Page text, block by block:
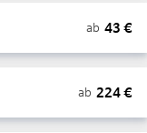
ab 43 €
ab 224€